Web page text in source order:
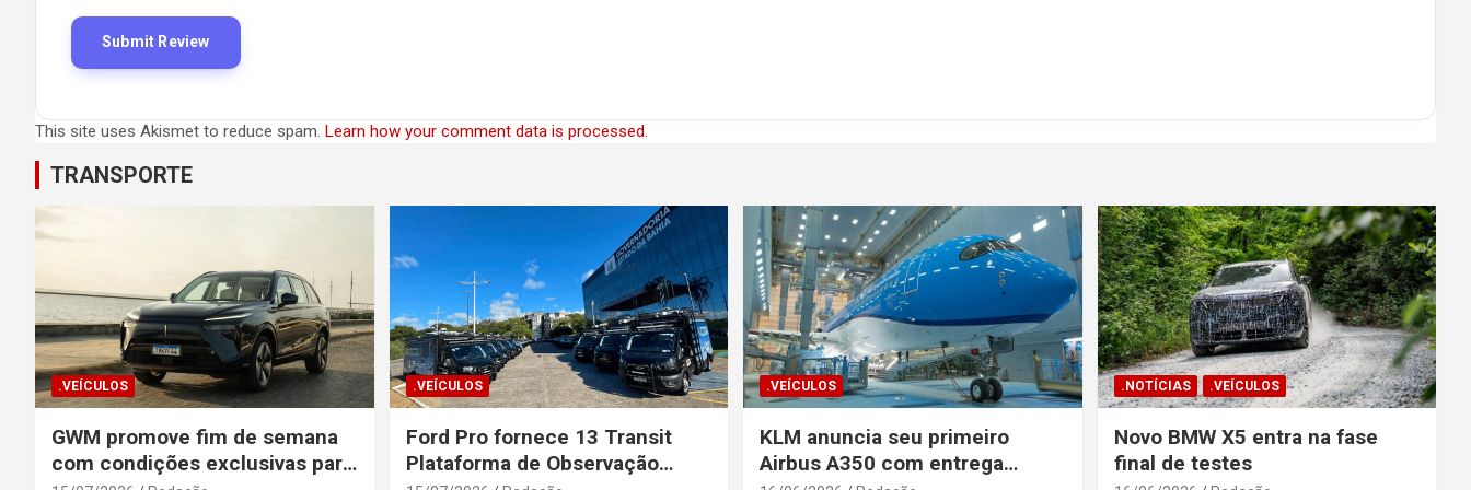
This site uses Akismet to reduce spam. Learn how your comment data is processed.
TRANSPORTE
.VEÍCULOS
GWM promove fim de semana
com condições exclusivas para
.VEÍCULOS
Ford Pro fornece 13 Transit
Plataforma de Observação
.VEÍCULOS
KLM anuncia seu primeiro
Airbus A350 com entrega
.NOTÍCIAS .VEÍCULOS
Novo BMW X5 entra na fase
final de testes